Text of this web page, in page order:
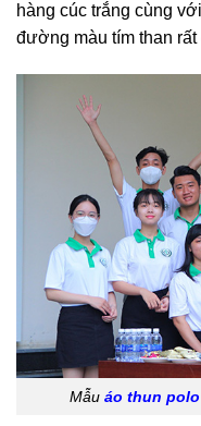
hàng cúc trắng cùng
đường màu tím than rất
Mẫuáo thun